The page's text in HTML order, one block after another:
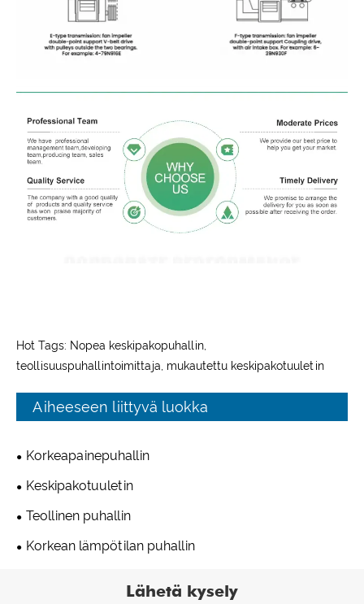
Hot Tags: Nopea keskipakopuhallin,
teollisuuspuhallintoimittaja, mukautettu keskipakotuuletin
Aiheeseen liittyvä luokka
Korkeapainepuhallin
Keskipakotuuletin
Teollinen puhallin
Korkean lämpötilan puhallin
Lähetä kysely